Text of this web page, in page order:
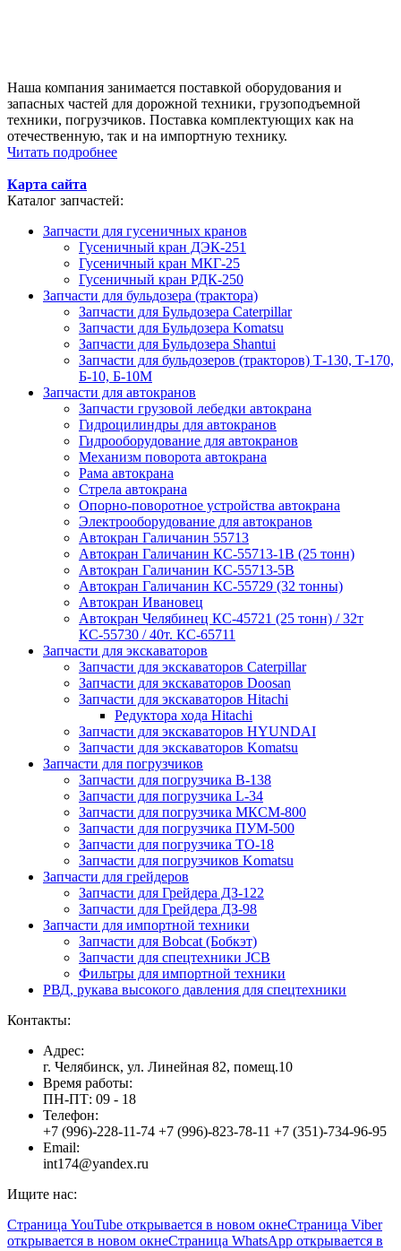
Наша компания занимается поставкой оборудования и
запасных частей для дорожной техники, грузоподъемной
техники, погрузчиков. Поставка комплектующих как на
отечественную, так и на импортную технику.
Читать подробнее
Карта сайта
Каталог запчастей:
Запчасти для гусеничных кранов
Гусеничный кран ДЭК-251
Гусеничный кран МКГ-25
Гусеничный кран РДК-250
Запчасти для бульдозера (трактора)
Запчасти для Бульдозера Caterpillar
Запчасти для Бульдозера Komatsu
Запчасти для Бульдозера Shantui
Запчасти для бульдозеров (тракторов) Т-130, Т-170,
Б-10, Б-10М
Запчасти для автокранов
Запчасти грузовой лебедки автокрана
Гидроцилиндры для автокранов
Гидрооборудование для автокранов
Механизм поворота автокрана
Рама автокрана
Стрела автокрана
Опорно-поворотное устройства автокрана
Электрооборудование для автокранов
Автокран Галичанин 55713
Автокран Галичанин КС-55713-1В (25 тонн)
Автокран Галичанин КС-55713-5В
Автокран Галичанин КС-55729 (32 тонны)
Автокран Ивановец
Автокран Челябинец КС-45721 (25 тонн) / 32т
КС-55730 / 40т. КС-65711
Запчасти для экскаваторов
Запчасти для экскаваторов Caterpillar
Запчасти для экскаваторов Doosan
Запчасти для экскаваторов Hitachi
Редуктора хода Hitachi
Запчасти для экскаваторов HYUNDAI
Запчасти для экскаваторов Komatsu
Запчасти для погрузчиков
Запчасти для погрузчика B-138
Запчасти для погрузчика L-34
Запчасти для погрузчика МКСМ-800
Запчасти для погрузчика ПУМ-500
Запчасти для погрузчика ТО-18
Запчасти для погрузчиков Komatsu
Запчасти для грейдеров
Запчасти для Грейдера ДЗ-122
Запчасти для Грейдера ДЗ-98
Запчасти для импортной техники
Запчасти для Bobcat (Бобкэт)
Запчасти для спецтехники JCB
Фильтры для импортной техники
РВД, рукава высокого давления для спецтехники
Контакты:
Адрес:
г. Челябинск, ул. Линейная 82, помещ.10
Время работы:
ПН-ПТ: 09 - 18
Телефон:
+7 (996)-228-11-74 +7 (996)-823-78-11 +7 (351)-734-96-95
Email:
int174@yandex.ru
Ищите нас:
Страница YouTube открывается в новом окнеСтраница Viber
открывается в новом окнеСтраница WhatsApp открывается в